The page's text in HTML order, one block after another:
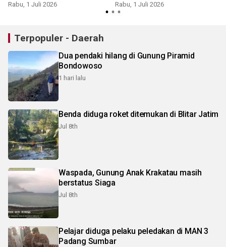
Rabu, 1 Juli 2026 Rabu, 1 Juli 2026
Terpopuler - Daerah
Dua pendaki hilang di Gunung Piramid
Bondowoso
1 hari lalu
Benda diduga roket ditemukan di Blitar Jatim
Jul 8th
Waspada, Gunung Anak Krakatau masih
berstatus Siaga
Jul 8th
Pelajar diduga pelaku peledakan di MAN 3
Padang Sumbar